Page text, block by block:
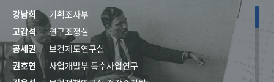
기록물 아카이브
사진 아카이브 문서 기록물 행정박물 영상 기록물
강남희
기획조사부
고갑석
연구조정실
공세권
보건제도연구실
권호연
사업개발부 특수사업연구